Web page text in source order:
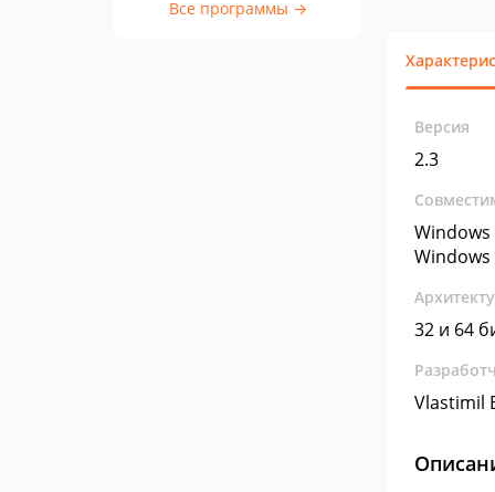
Все программы →
Версия
2.3
Windows
Windows
32 и 64
Vlastimil